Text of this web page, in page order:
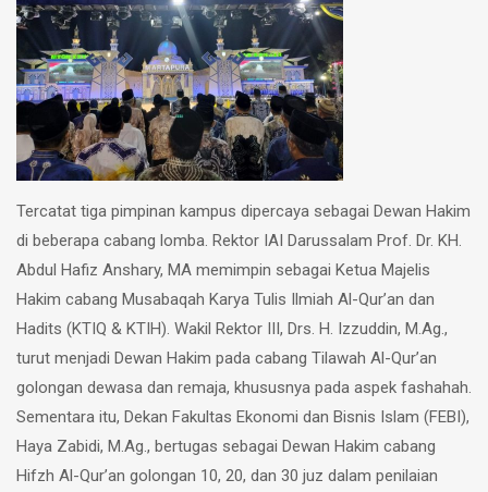
Tercatat tiga pimpinan kampus dipercaya sebagai Dewan Hakim
di beberapa cabang lomba. Rektor IAI Darussalam Prof. Dr. KH.
Abdul Hafiz Anshary, MA memimpin sebagai Ketua Majelis
Hakim cabang Musabaqah Karya Tulis Ilmiah Al-Qur’an dan
Hadits (KTIQ & KTIH). Wakil Rektor III, Drs. H. Izzuddin, M.Ag.,
turut menjadi Dewan Hakim pada cabang Tilawah Al-Qur’an
golongan dewasa dan remaja, khususnya pada aspek fashahah.
Sementara itu, Dekan Fakultas Ekonomi dan Bisnis Islam (FEBI),
Haya Zabidi, M.Ag., bertugas sebagai Dewan Hakim cabang
Hifzh Al-Qur’an golongan 10, 20, dan 30 juz dalam penilaian